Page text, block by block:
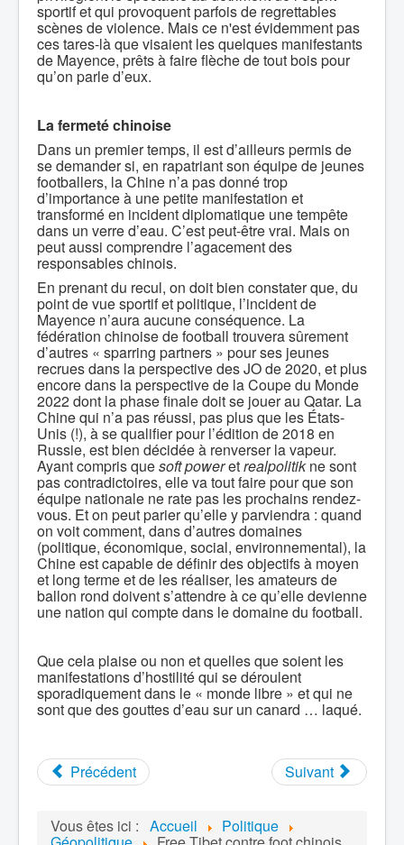
sportif et qui provoquent parfois de regrettables
scènes de violence. Mais ce n'est évidemment pas
ces tares-là que visaient les quelques manifestants
de Mayence, prêts à faire flèche de tout bois pour
qu’on parle d’eux.
La fermeté chinoise
Dans un premier temps, il est d’ailleurs permis de
se demander si, en rapatriant son équipe de jeunes
footballers, la Chine n’a pas donné trop
d’importance à une petite manifestation et
transformé en incident diplomatique une tempête
dans un verre d’eau. C’est peut-être vrai. Mais on
peut aussi comprendre l’agacement des
responsables chinois.
En prenant du recul, on doit bien constater que, du
point de vue sportif et politique, l’incident de
Mayence n’aura aucune conséquence. La
fédération chinoise de football trouvera sûrement
d’autres « sparring partners » pour ses jeunes
recrues dans la perspective des JO de 2020, et plus
encore dans la perspective de la Coupe du Monde
2022 dont la phase finale doit se jouer au Qatar. La
Chine qui n’a pas réussi, pas plus que les États-
Unis (!), à se qualifier pour l’édition de 2018 en
Russie, est bien décidée à renverser la vapeur.
Ayant compris quesoft poweretrealpolitikne sont
pas contradictoires, elle va tout faire pour que son
équipe nationale ne rate pas les prochains rendez-
vous. Et on peut parier qu’elle y parviendra : quand
on voit comment, dans d’autres domaines
(politique, économique, social, environnemental), la
Chine est capable de définir des objectifs à moyen
et long terme et de les réaliser, les amateurs de
ballon rond doivent s’attendre à ce qu’elle devienne
une nation qui compte dans le domaine du football.
Que cela plaise ou non et quelles que soient les
manifestations d’hostilité qui se déroulent
sporadiquement dans le « monde libre » et qui ne
sont que des gouttes d’eau sur un canard … laqué.
Précédent Suivant
Vous êtes ici : Accueil Politique